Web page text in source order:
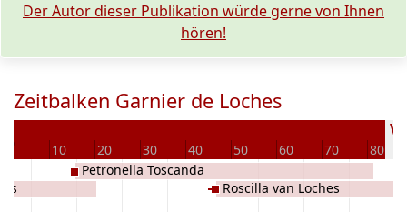
Der Autor dieser Publikation würde gerne von Ihnen
hören!
Zeitbalken Garnier de Loches
0 10 20 30 40 50 60 70 80
Petronella Toscanda
Roscilla van Loches